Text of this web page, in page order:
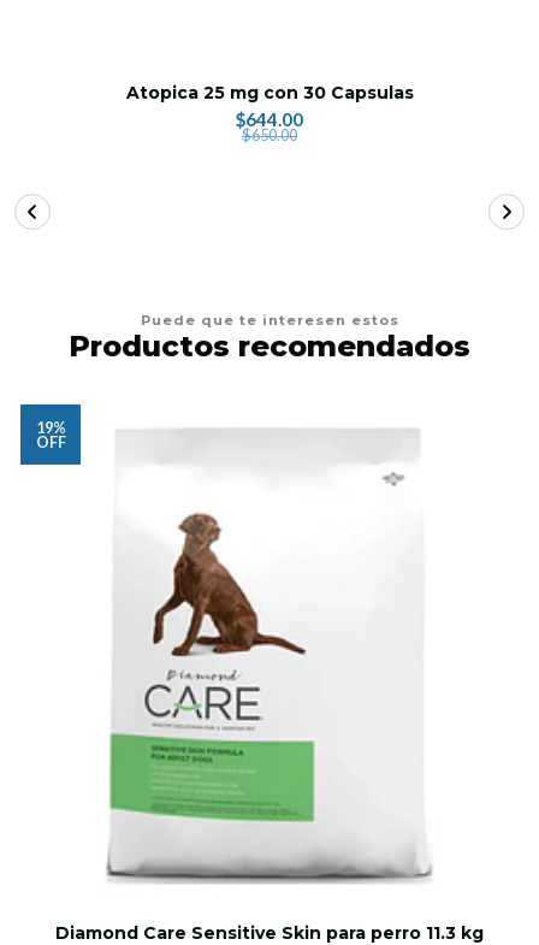
Atopica 25 mg con 30 Capsulas
$644.00
$650.00
Puede que te interesen estos
Productos recomendados
19%
OFF
Diamond Care Sensitive Skin para perro 11.3 kg